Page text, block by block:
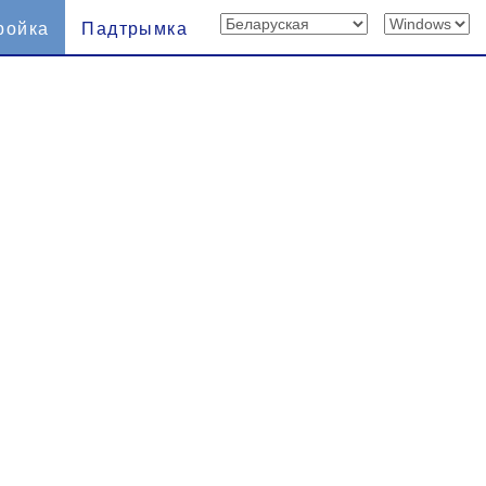
Падтрымка